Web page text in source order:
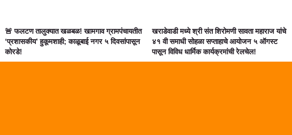
🚨 फलटण तालुक्यात खळबळ! खामगाव ग्रामपंचायतीत
‘प्रशासकीय’ हुकूमशाही; काळूबाई नगर ५ दिवसांपासून
कोरडे!
खराडेवाडी मध्ये श्री संत शिरोमणी सावता महाराज यांचे
४१ वी समाधी सोहळा सप्ताहाचे आयोजन ५ ऑगस्ट
पासून विविध धार्मिक कार्यक्रमांची रेलचेल!